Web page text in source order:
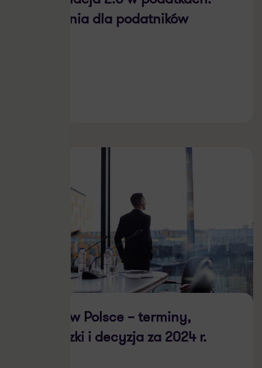
ułatwienia dla podatników
Pillar 2 w Polsce – terminy,
obowiązki i decyzja za 2024 r.